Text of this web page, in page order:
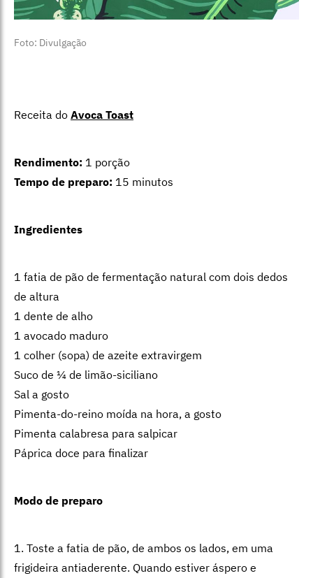
Foto: Divulgação
Receita do Avoca Toast
Rendimento: 1 porção
Tempo de preparo: 15 minutos
Ingredientes
1 fatia de pão de fermentação natural com dois dedos
de altura
1 dente de alho
1 avocado maduro
1 colher (sopa) de azeite extravirgem
Suco de ¼ de limão-siciliano
Sal a gosto
Pimenta-do-reino moída na hora, a gosto
Pimenta calabresa para salpicar
Páprica doce para finalizar
Modo de preparo
1. Toste a fatia de pão, de ambos os lados, em uma
frigideira antiaderente. Quando estiver áspero e